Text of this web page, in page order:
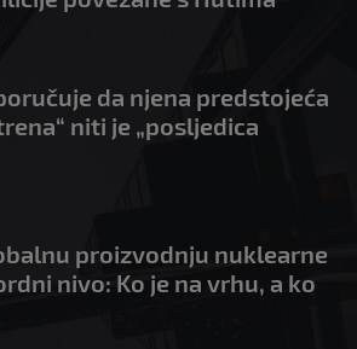
da njena predstojeća
niti je „posljedica
proizvodnju nuklearne
nivo: Ko je na vrhu, a ko